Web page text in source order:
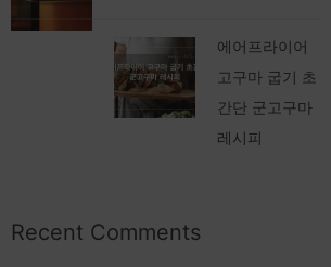
에어프라이어
고구마 굽기 초
간단 군고구마
레시피
Recent Comments